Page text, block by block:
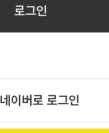
로그인
네이버로 로그인